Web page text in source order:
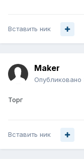
Вставить ник
Maker
Опубликовано
Торг
Вставить ник